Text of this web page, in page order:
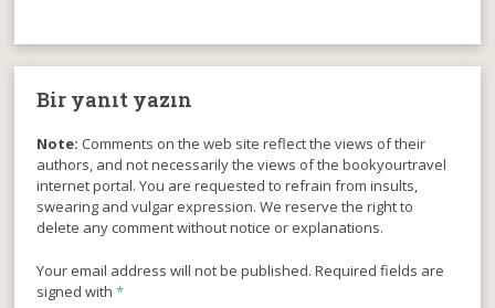
Bir yanıt yazın
Note: Comments on the web site reflect the views of their
authors, and not necessarily the views of the bookyourtravel
internet portal. You are requested to refrain from insults,
swearing and vulgar expression. We reserve the right to
delete any comment without notice or explanations.
Your email address will not be published. Required fields are
signed with*